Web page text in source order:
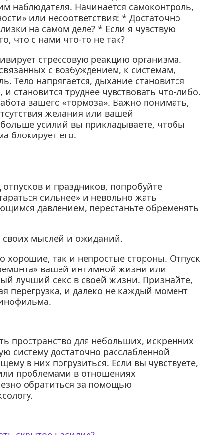
наблюдателя. Начинается самоконтроль,
или несоответствия: * Достаточно
на самом деле? * Если я чувствую
что с нами что-то не так?
стрессовую реакцию организма.
с возбуждением, к системам,
Тело напрягается, дыхание становится
труднее чувствовать что-либо.
вашего «тормоза». Важно понимать,
желания или вашей
усилий вы прикладываете, чтобы
блокирует его.
и праздников, попробуйте
сильнее» и невольно жать
давлением, перестаньте обременять
своих мыслей и ожиданий.
хорошие, так и непростые стороны. Отпуск
вашей интимной жизни или
лучший секс в своей жизни. Признайте,
перегрузка, и далеко не каждый момент
пространство для небольших, искренних
систему достаточно расслабленной
в них погрузиться. Если вы чувствуете,
проблемами в отношениях
обратиться за помощью